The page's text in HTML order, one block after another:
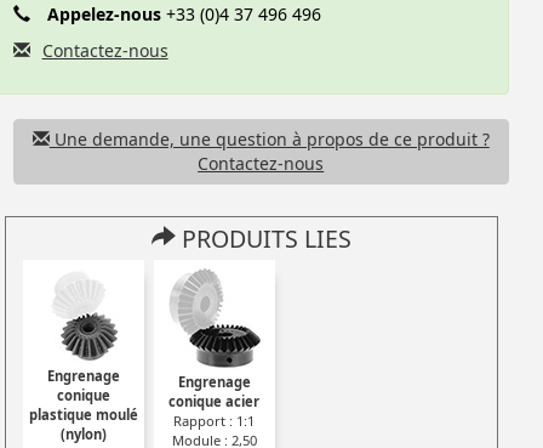
Appelez-nous+33 (0)4 37 496 496
Contactez-nous
Une demande, une question à propos de ce produit ?
Contactez-nous
Engrenage
conique inox
Rapport : 1:1
Module 1,25 : -
Engrenage
conique inox
Rapport : 1:1
Module 1,50 : -
PRODUITS LIES
Engrenage
conique
plastique moulé
(nylon)
Engrenage
conique acier
Rapport : 1:1
Module : 2,50